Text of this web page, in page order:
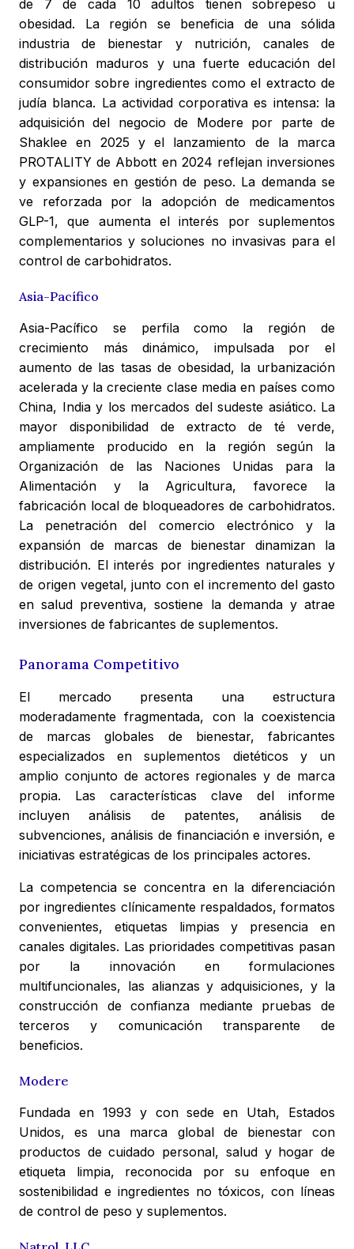
de 7 de cada 10 adultos tienen sobrepeso u
obesidad. La región se beneficia de una sólida
industria de bienestar y nutrición, canales de
distribución maduros y una fuerte educación del
consumidor sobre ingredientes como el extracto de
judía blanca. La actividad corporativa es intensa: la
adquisición del negocio de Modere por parte de
Shaklee en 2025 y el lanzamiento de la marca
PROTALITY de Abbott en 2024 reflejan inversiones
y expansiones en gestión de peso. La demanda se
ve reforzada por la adopción de medicamentos
GLP-1, que aumenta el interés por suplementos
complementarios y soluciones no invasivas para el
control de carbohidratos.
Asia-Pacífico
Asia-Pacífico se perfila como la región de
crecimiento más dinámico, impulsada por el
aumento de las tasas de obesidad, la urbanización
acelerada y la creciente clase media en países como
China, India y los mercados del sudeste asiático. La
mayor disponibilidad de extracto de té verde,
ampliamente producido en la región según la
Organización de las Naciones Unidas para la
Alimentación y la Agricultura, favorece la
fabricación local de bloqueadores de carbohidratos.
La penetración del comercio electrónico y la
expansión de marcas de bienestar dinamizan la
distribución. El interés por ingredientes naturales y
de origen vegetal, junto con el incremento del gasto
en salud preventiva, sostiene la demanda y atrae
inversiones de fabricantes de suplementos.
Panorama Competitivo
El mercado presenta una estructura
moderadamente fragmentada, con la coexistencia
de marcas globales de bienestar, fabricantes
especializados en suplementos dietéticos y un
amplio conjunto de actores regionales y de marca
propia. Las características clave del informe
incluyen análisis de patentes, análisis de
subvenciones, análisis de financiación e inversión, e
iniciativas estratégicas de los principales actores.
La competencia se concentra en la diferenciación
por ingredientes clínicamente respaldados, formatos
convenientes, etiquetas limpias y presencia en
canales digitales. Las prioridades competitivas pasan
por la innovación en formulaciones
multifuncionales, las alianzas y adquisiciones, y la
construcción de confianza mediante pruebas de
terceros y comunicación transparente de
beneficios.
Modere
Fundada en 1993 y con sede en Utah, Estados
Unidos, es una marca global de bienestar con
productos de cuidado personal, salud y hogar de
etiqueta limpia, reconocida por su enfoque en
sostenibilidad e ingredientes no tóxicos, con líneas
de control de peso y suplementos.